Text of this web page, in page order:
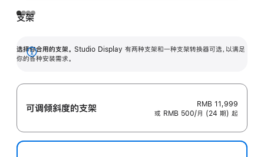
支架
选择你合用的支架。 Studio Display 有两种支架和一种支架转换器可选，以满足
你的各种安装需求。
展
可调倾斜度的支架
RMB 11,999
或 RMB 500/月 (24 期) 起